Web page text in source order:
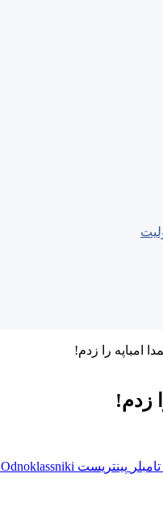
امباپه را زدم!
زدم!
تامبلر پینتریست Odnoklassniki